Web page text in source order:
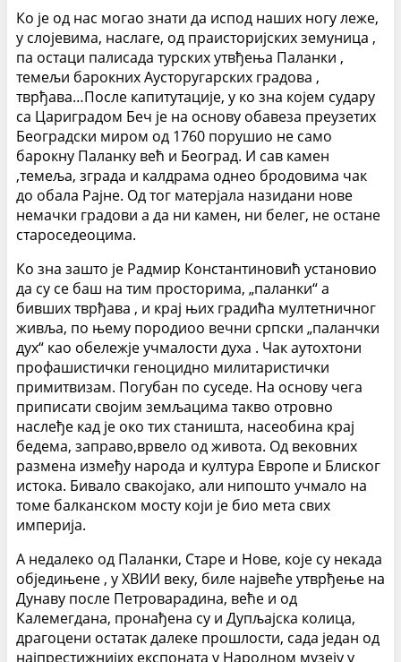
Ко је од нас могао знати да испод наших ногу леже,
у слојевима, наслаге, од праисторијских земуница ,
па остаци палисада турских утвђења Паланки ,
темељи барокних Аусторугарских градова ,
тврђава…После капитутације, у ко зна којем судару
са Цариградом Беч је на основу обавеза преузетих
Београдски миром од 1760 порушио не само
барокну Паланку већ и Београд. И сав камен
,темеља, зграда и калдрама однео бродовима чак
до обала Рајне. Од тог матерјала назидани нове
немачки градови а да ни камен, ни белег, не остане
староседеоцима.
Ко зна зашто је Радмир Константиновић установио
да су се баш на тим просторима, „паланки“ а
бивших тврђава , и крај њих градића мултетничног
живља, по њему породиоо вечни српски „паланчки
дух“ као обележје учмалости духа . Чак аутохтони
профашистички геноцидно милитаристички
примитвизам. Погубан по суседе. На основу чега
приписати својим земљацима такво отровно
наслеђе кад је око тих станишта, насеобина крај
бедема, заправо,врвело од живота. Од вековних
размена између народа и култура Европе и Блиског
истока. Бивало свакојако, али нипошто учмало на
томе балканском мосту који је био мета свих
империја.
А недалеко од Паланки, Старе и Нове, које су некада
обједињене , у XВИИ веку, биле највеће утврђење на
Дунаву после Петроварадина, веће и од
Калемегдана, пронађена су и Дупљајска колица,
драгоцени остатак далеке прошлости, сада један од
најпрестижнијих експоната у Народном музеју у